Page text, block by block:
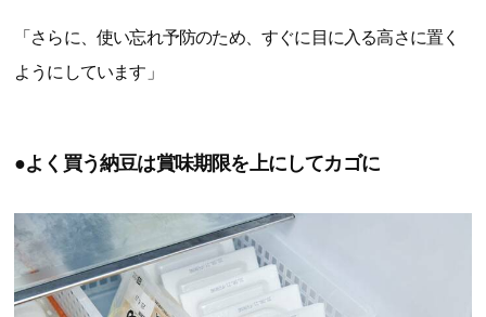
「さらに、使い忘れ予防のため、すぐに目に入る高さに置く
ようにしています」
●よく買う納豆は賞味期限を上にしてカゴに